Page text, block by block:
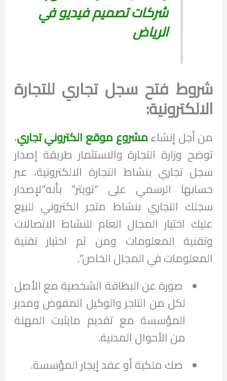
شركات تصميم فيديو في
الرياض
شروط فتح سجل تجاري للتجارة
الالكترونية:
من أجل إنشاءمشروع موقع الكتروني تجاري،
توضح وزارة التجارة والاستثمار طريقة إصدار
سجل تجاري بنشاط التجارة الالكترونية، عبر
حسابها الرسمي على “تويتر” بأنه”لإصدار
سجلك التجاري بنشاط متجر الكتروني للبيع
عليك اختيار المجال العام للنشاط الاتصالات
وتقنية المعلومات ومن ثم اختيار تقنية
المعلومات في المجال الخاص”.
صورة عن البطاقة الشخصية مع الأصل
لكل من التاجر والوكيل المفوض ومدير
المؤسسة مع تقديم مايثبت المهنة
من الأحوال المدنية.
صك ملكية أو عقد إيجار المؤسسة.